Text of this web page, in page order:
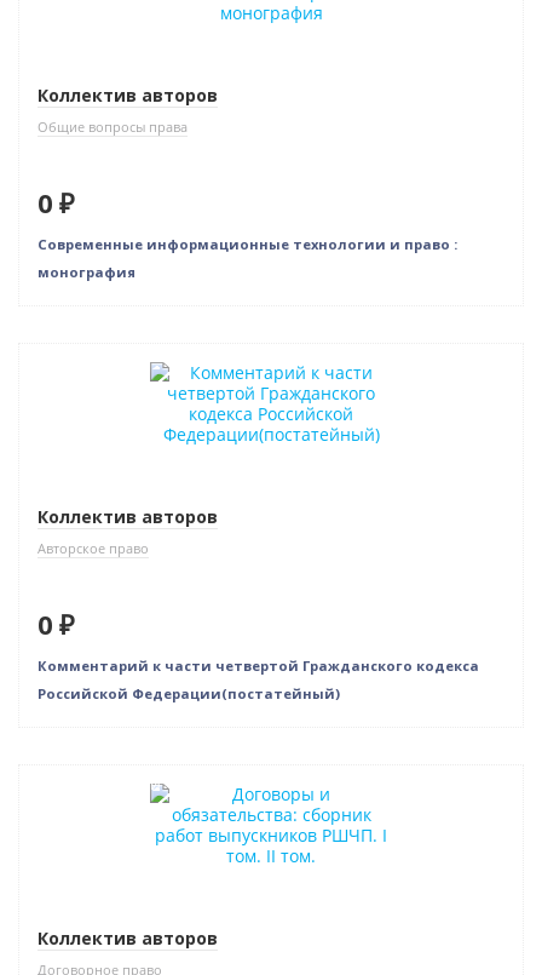
Коллектив авторов
Общие вопросы права
0 ₽
Современные информационные технологии и право :
монография
Коллектив авторов
Авторское право
0 ₽
Комментарий к части четвертой Гражданского кодекса
Российской Федерации(постатейный)
Нет в наличии
Коллектив авторов
Договорное право